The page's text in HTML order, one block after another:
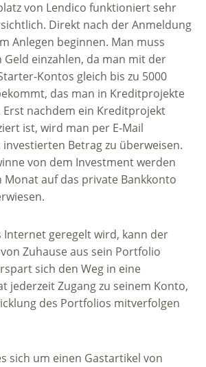
von Lendico funktioniert sehr
Direkt nach der Anmeldung
Anlegen beginnen. Man muss
einzahlen, da man mit der
Kontos gleich bis zu 5000
das man in Kreditprojekte
Erst nachdem ein Kreditprojekt
ist, wird man per E-Mail
Betrag zu überweisen.
von dem Investment werden
Monat auf das private Bankkonto
Internet geregelt wird, kann der
Zuhause aus sein Portfolio
sich den Weg in eine
jederzeit Zugang zu seinem Konto,
des Portfolios mitverfolgen
sich um einen Gastartikel von